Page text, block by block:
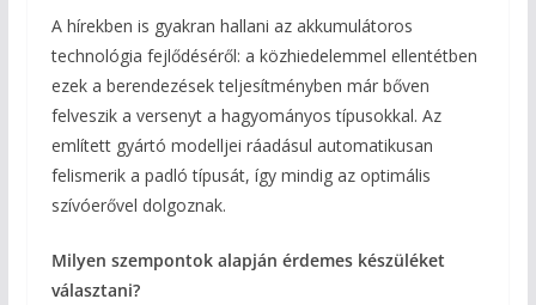
A hírekben is gyakran hallani az akkumulátoros
technológia fejlődéséről: a közhiedelemmel ellentétben
ezek a berendezések teljesítményben már bőven
felveszik a versenyt a hagyományos típusokkal. Az
említett gyártó modelljei ráadásul automatikusan
felismerik a padló típusát, így mindig az optimális
szívóerővel dolgoznak.
Milyen szempontok alapján érdemes készüléket
választani?